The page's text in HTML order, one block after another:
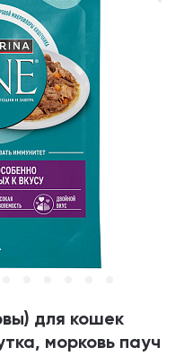
для кошек
морковь пауч